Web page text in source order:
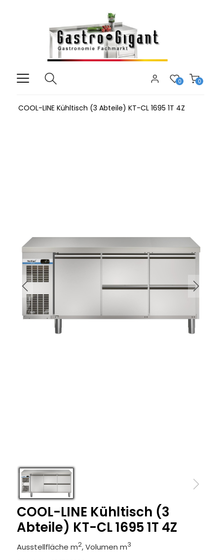
0
0
COOL-LINE Kühltisch (3 Abteile) KT-CL 1695 1T 4Z
COOL-LINE Kühltisch (3
Abteile) KT-CL 1695 1T 4Z
Ausstellfläche m2, Volumen m3